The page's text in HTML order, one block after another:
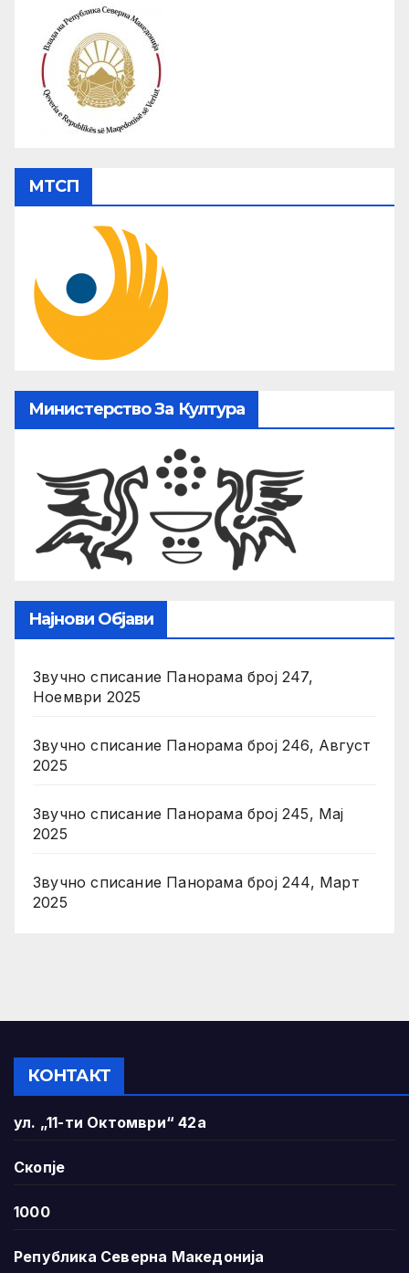
МТСП
Министерство За Култура
Најнови Објави
Звучно списание Панорама број 247,
Ноември 2025
Звучно списание Панорама број 246, Август
2025
Звучно списание Панорама број 245, Мај
2025
Звучно списание Панорама број 244, Март
2025
КОНТАКТ
ул. „11-ти Октомври“ 42а
Скопје
1000
Република Северна Македонија